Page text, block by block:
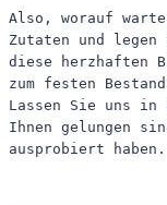
Also, worauf
Zutaten und
diese herzhaften
zum festen
Lassen Sie uns in
Ihnen gelungen
ausprobiert